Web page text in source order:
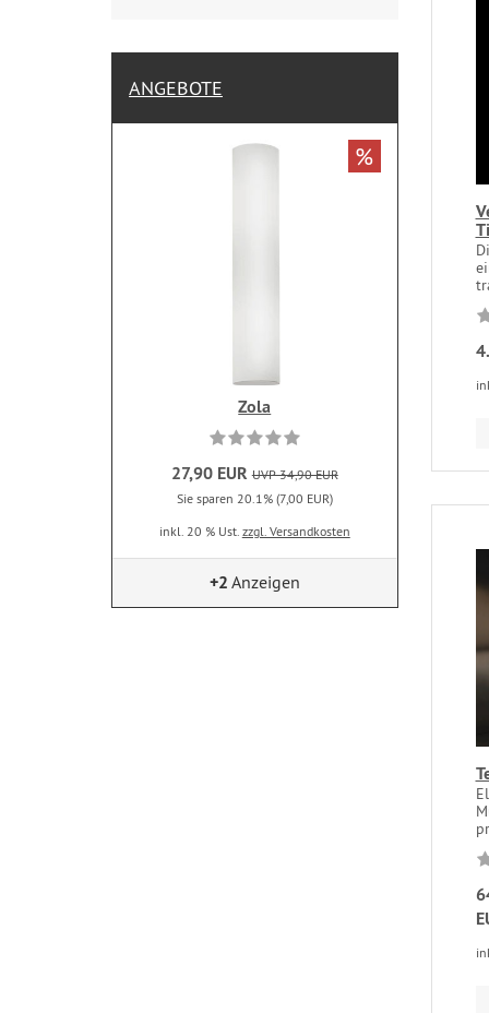
ANGEBOTE
Zola
27,90 EUR UVP 34,90 EUR
Sie sparen 20.1% (7,00 EUR)
inkl. 20 % Ust. zzgl. Versandkosten
%
+2 Anzeigen